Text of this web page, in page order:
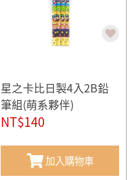
星之卡比日製4入2B鉛
筆組(萌系夥伴)
NT$140
加入購物車